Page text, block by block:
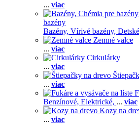
... viac
bazény
Bazény, Vírivé bazény,
Zemné valce
... viac
Cirkulárky
... viac
... viac
Benzínové, Elektrické, ... viac
Kozy na
... viac